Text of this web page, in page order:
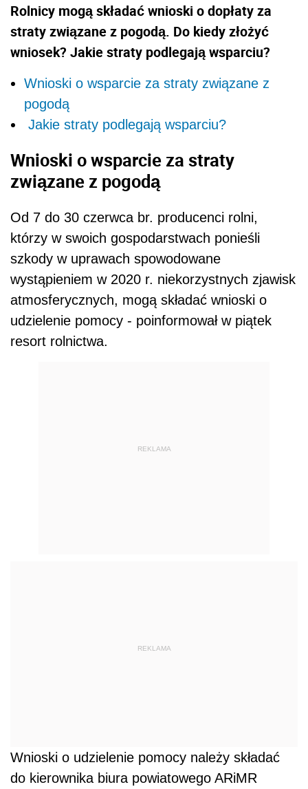
Rolnicy mogą składać wnioski o dopłaty za
straty związane z pogodą. Do kiedy złożyć
wniosek? Jakie straty podlegają wsparciu?
Wnioski o wsparcie za straty związane z
pogodą
Jakie straty podlegają wsparciu?
Wnioski o wsparcie za straty
związane z pogodą
Od 7 do 30 czerwca br. producenci rolni,
którzy w swoich gospodarstwach ponieśli
szkody w uprawach spowodowane
wystąpieniem w 2020 r. niekorzystnych zjawisk
atmosferycznych, mogą składać wnioski o
udzielenie pomocy - poinformował w piątek
resort rolnictwa.
REKLAMA
REKLAMA
Wnioski o udzielenie pomocy należy składać
do kierownika biura powiatowego ARiMR